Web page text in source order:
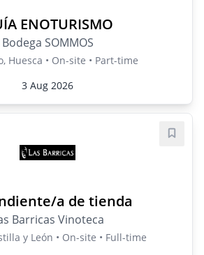
ENOTURISMO
Bodega SOMMOS
Huesca • On-site • Part-time
3 Aug 2026
a de tienda
Barricas Vinoteca
y León • On-site • Full-time
Save